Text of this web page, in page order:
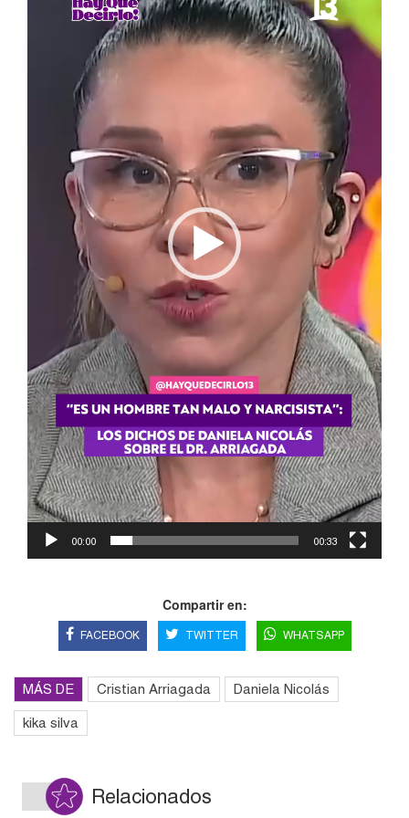
00:00 00:33
Compartir en:
FACEBOOK TWITTER WHATSAPP
MÁS DE Cristian Arriagada Daniela Nicolás
kika silva
Relacionados